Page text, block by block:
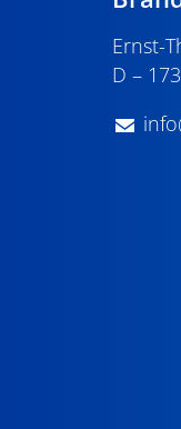
Ernst-
D –